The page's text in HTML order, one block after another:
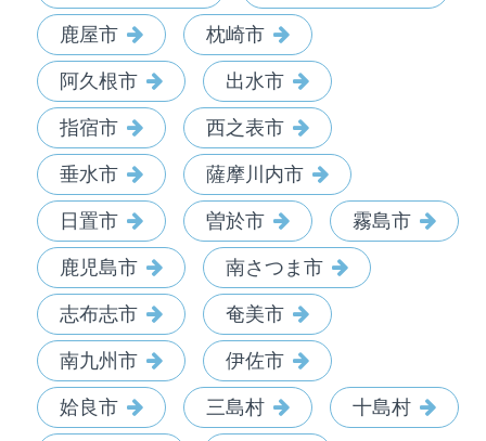
鹿屋市 枕崎市
阿久根市 出水市
指宿市 西之表市
垂水市 薩摩川内市
日置市 曽於市 霧島市
鹿児島市 南さつま市
志布志市 奄美市
南九州市 伊佐市
姶良市 三島村 十島村